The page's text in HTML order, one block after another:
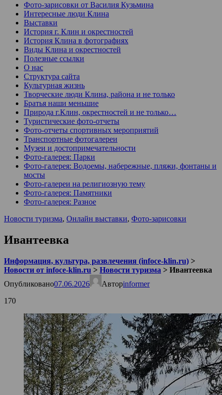
Фото-зарисовки от Василия Кузьмина
Интересные люди Клина
Выставки
История г. Клин и окрестностей
История Клина в фотографиях
Виды Клина и окрестностей
Полезные ссылки
О нас
Структура сайта
Культурная жизнь
Творческие люди Клина, района и не только
Братья наши меньшие
Природа г.Клин, окрестностей и не только…
Туристические фото-отчеты
Фото-отчеты спортивных мероприятий
Транспортные фотогалереи
Музеи и достопримечательности
Фото-галерея: Парки
Фото-галерея: Водоемы, набережные, пляжи, фонтаны и
мосты
Фото-галереи на религиозную тему
Фото-галерея: Памятники
Фото-галерея: Разное
Новости туризма, Онлайн выставки, Фото-зарисовки
Ивантеевка
Информация, культура, развлечения (infoce-klin.ru) >
Новости от infoce-klin.ru > Новости туризма > Ивантеевка
Опубликовано07.06.2026 Авторinformer
170